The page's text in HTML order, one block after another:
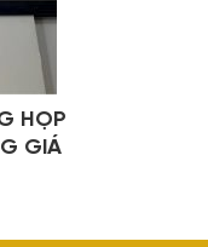
HỌP
GIÁ